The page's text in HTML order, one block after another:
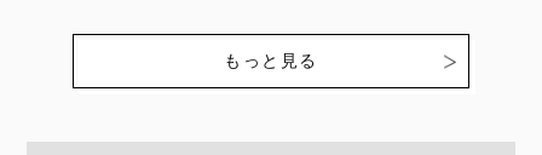
選手のうち、JDリーグ及もっと見る